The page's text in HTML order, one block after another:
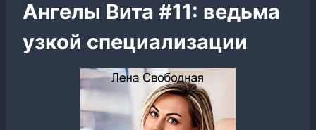
Ангелы Вита #11: ведьма
узкой специализации